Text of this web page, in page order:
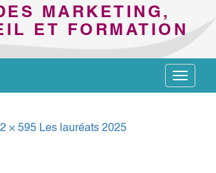
MARKETING,
ET FORMATION
Toggle
× 595 Les lauréats 2025